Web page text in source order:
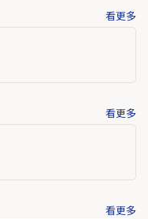
看更多
看更多
看更多